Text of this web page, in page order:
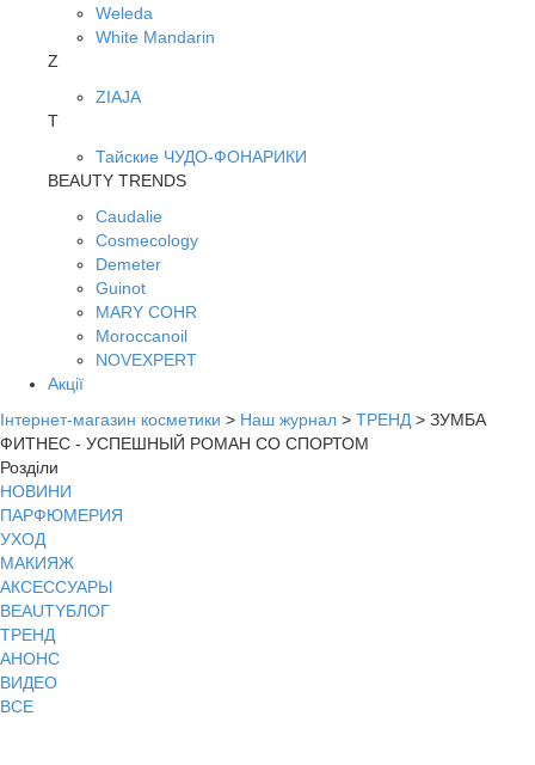
Weleda
White Mandarin
Z
ZIAJA
Т
Тайские ЧУДО-ФОНАРИКИ
BEAUTY TRENDS
Caudalie
Cosmecology
Demeter
Guinot
MARY COHR
Moroccanoil
NOVEXPERT
Акції
Інтернет-магазин косметики > Наш журнал > ТРЕНД > ЗУМБА
ФИТНЕС - УСПЕШНЫЙ РОМАН СО СПОРТОМ
Розділи
НОВИНИ
ПАРФЮМЕРИЯ
УХОД
МАКИЯЖ
АКСЕССУАРЫ
BEAUTYБЛОГ
ТРЕНД
АНОНС
ВИДЕО
ВСЕ